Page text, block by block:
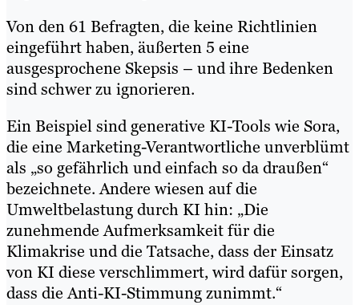
Von den 61 Befragten, die keine Richtlinien
eingeführt haben, äußerten 5 eine
ausgesprochene Skepsis – und ihre Bedenken
sind schwer zu ignorieren.
Ein Beispiel sind generative KI-Tools wie Sora,
die eine Marketing-Verantwortliche unverblümt
als „so gefährlich und einfach so da draußen“
bezeichnete. Andere wiesen auf die
Umweltbelastung durch KI hin: „Die
zunehmende Aufmerksamkeit für die
Klimakrise und die Tatsache, dass der Einsatz
von KI diese verschlimmert, wird dafür sorgen,
dass die Anti-KI-Stimmung zunimmt.“